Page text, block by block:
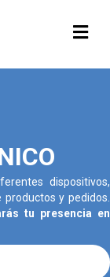
dispositivos,
y pedidos.
tu presencia en